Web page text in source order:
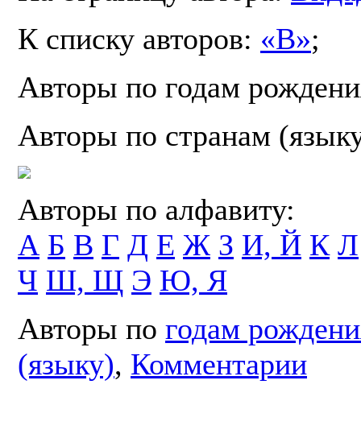
К списку авторов: «В»;
Авторы по годам
Авторы по странам
Авторы по алфавиту:
А Б В Г Д Е Ж З И, Й К Л
Ч Ш, Щ Э Ю, Я
Авторы по годам
(языку), Комментарии